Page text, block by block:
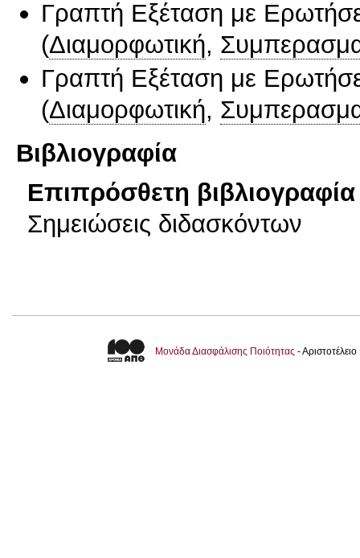
Γραπτή Εξέταση με
(Διαμορφωτική,
Γραπτή Εξέταση με
(Διαμορφωτική,
Βιβλιογραφία
Επιπρόσθετη βιβλιογραφία
Σημειώσεις διδασκόντων
Μονάδα Διασφάλισης Ποιότητας -